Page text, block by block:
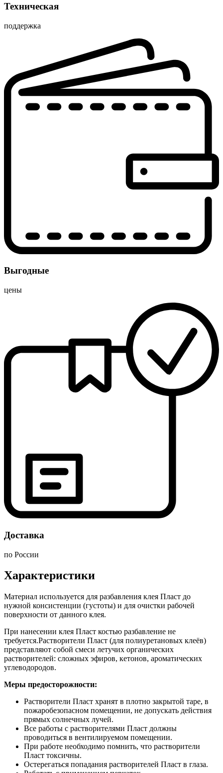
Техническая
поддержка
Выгодные
цены
Доставка
по России
Характеристики
Материал используется для разбавления клея Пласт до
нужной консистенции (густоты) и для очистки рабочей
поверхности от данного клея.
При нанесении клея Пласт костью разбавление не
требуется.Растворители Пласт (для полиуретановых клеёв)
представляют собой смеси летучих органических
растворителей: сложных эфиров, кетонов, ароматических
углеводородов.
Меры предосторожности:
Растворители Пласт хранят в плотно закрытой таре, в
пожаробезопасном помещении, не допускать действия
прямых солнечных лучей.
Все работы с растворителями Пласт должны
проводиться в вентилируемом помещении.
При работе необходимо помнить, что растворители
Пласт токсичны.
Остерегаться попадания растворителей Пласт в глаза.